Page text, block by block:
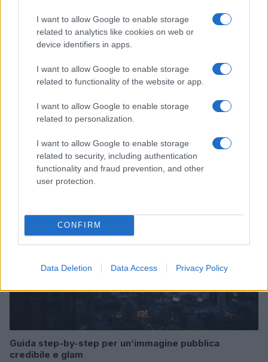
I want to allow Google to enable storage
related to analytics like cookies on web or
device identifiers in apps.
I want to allow Google to enable storage
related to functionality of the website or app.
I want to allow Google to enable storage
related to personalization.
I want to allow Google to enable storage
related to security, including authentication
functionality and fraud prevention, and other
user protection.
CONFIRM
Data Deletion Data Access Privacy Policy
Come pulire le cozze in modo perfetto: guida pratica
Matteo Pellegrino · 9 Ago 2026
Guida step-by-step per un’immagine pubblica
credibile e glam